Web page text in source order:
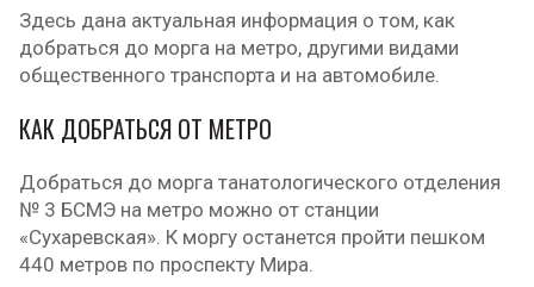
Здесь дана актуальная информация о том, как
добраться до морга на метро, другими видами
общественного транспорта и на автомобиле.
КАК ДОБРАТЬСЯ ОТ МЕТРО
Добраться до морга танатологического отделения
№ 3 БСМЭ на метро можно от станции
«Сухаревская». К моргу останется пройти пешком
440 метров по проспекту Мира.